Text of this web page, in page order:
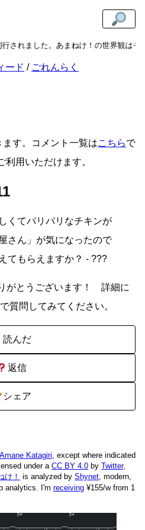
されました。あまねけ！の世界観はそ
ード ごれんらく
ます。コメント一覧はこちらで
利用いただけます。
くてパリパリなチキンが
さん」が気になったので
てもらえますか？ - ???
がとうございます！ 詳細に
で質問してみてください。
読んだ
返信
シェア
Amane Katagiri, except where indicated
under a CC BY 4.0 by Twitter,
け！ is analyzed by Shynet, modern,
analytics. I'm receiving ¥155/w from 1